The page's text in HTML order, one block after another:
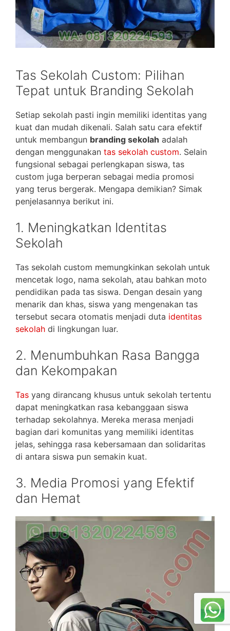
Tas Sekolah Custom: Pilihan
Tepat untuk Branding Sekolah
Setiap sekolah pasti ingin memiliki identitas yang
kuat dan mudah dikenali. Salah satu cara efektif
untuk membangun branding sekolah adalah
dengan menggunakan tas sekolah custom. Selain
fungsional sebagai perlengkapan siswa, tas
custom juga berperan sebagai media promosi
yang terus bergerak. Mengapa demikian? Simak
penjelasannya berikut ini.
1. Meningkatkan Identitas
Sekolah
Tas sekolah custom memungkinkan sekolah untuk
mencetak logo, nama sekolah, atau bahkan moto
pendidikan pada tas siswa. Dengan desain yang
menarik dan khas, siswa yang mengenakan tas
tersebut secara otomatis menjadi duta identitas
sekolah di lingkungan luar.
2. Menumbuhkan Rasa Bangga
dan Kekompakan
Tas yang dirancang khusus untuk sekolah tertentu
dapat meningkatkan rasa kebanggaan siswa
terhadap sekolahnya. Mereka merasa menjadi
bagian dari komunitas yang memiliki identitas
jelas, sehingga rasa kebersamaan dan solidaritas
di antara siswa pun semakin kuat.
3. Media Promosi yang Efektif
dan Hemat